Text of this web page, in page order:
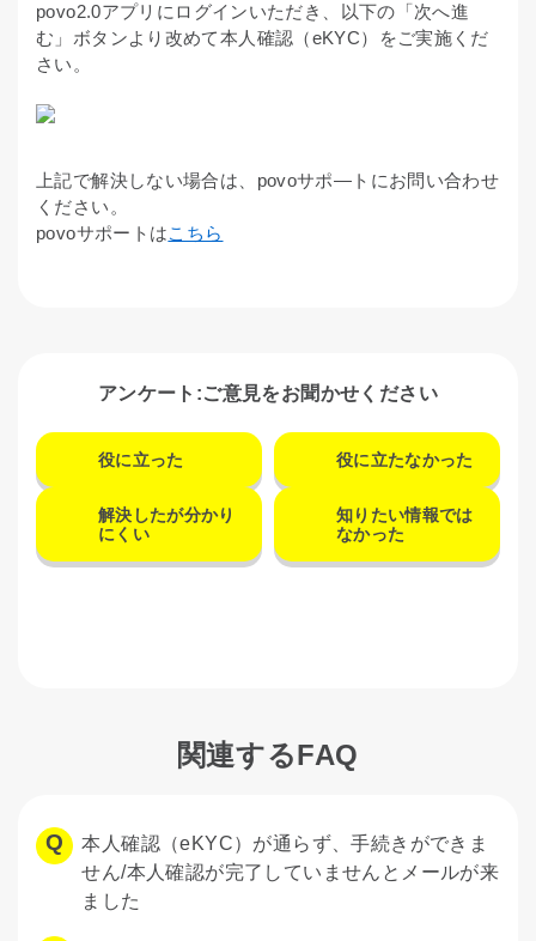
povo2.0アプリにログインいただき、以下の「次へ進
む」ボタンより改めて本人確認（eKYC）をご実施くだ
さい。
上記で解決しない場合は、povoサポ―トにお問い合わせ
ください。
povoサポートはこちら
アンケート:ご意見をお聞かせください
役に立った 役に立たなかった
解決したが分かり
にくい
知りたい情報では
なかった
関連するFAQ
本人確認（eKYC）が通らず、手続きができま
せん/本人確認が完了していませんとメールが来
ました